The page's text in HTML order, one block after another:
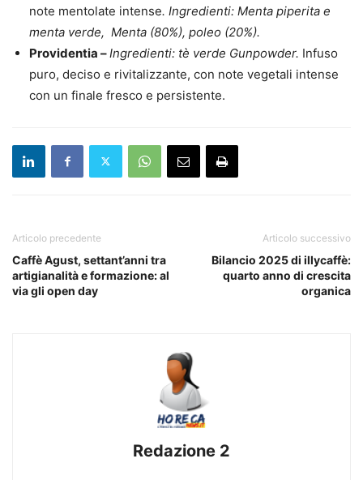
note mentolate intense. Ingredienti: Menta piperita e
menta verde, Menta (80%), poleo (20%).
Providentia –Ingredienti: tè verde Gunpowder. Infuso
puro, deciso e rivitalizzante, con note vegetali intense
con un finale fresco e persistente.
Articolo precedente
Caffè Agust, settant’anni tra
artigianalità e formazione: al
via gli open day
Articolo successivo
Bilancio 2025 di illycaffè:
quarto anno di crescita
organica
Redazione 2